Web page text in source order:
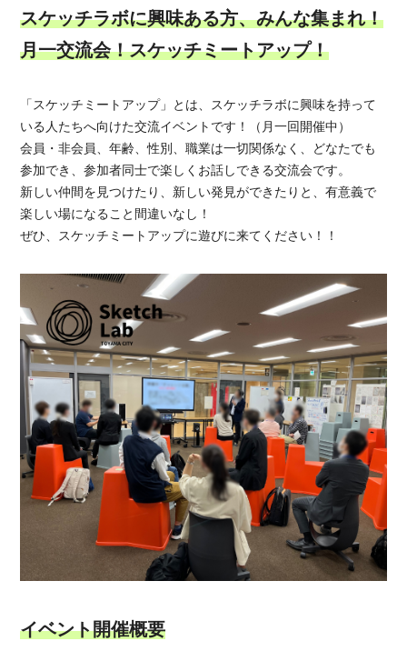
スケッチラボに興味ある方、みんな集まれ！
月一交流会！スケッチミートアップ！
「スケッチミートアップ」とは、スケッチラボに興味を持って
いる人たちへ向けた交流イベントです！（月一回開催中）
会員・非会員、年齢、性別、職業は一切関係なく、どなたでも
参加でき、参加者同士で楽しくお話しできる交流会です。
新しい仲間を見つけたり、新しい発見ができたりと、有意義で
楽しい場になること間違いなし！
ぜひ、スケッチミートアップに遊びに来てください！！
イベント開催概要